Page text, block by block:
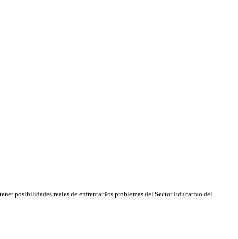
posibilidades reales de enfrentar los problemas del Sector Educativo del